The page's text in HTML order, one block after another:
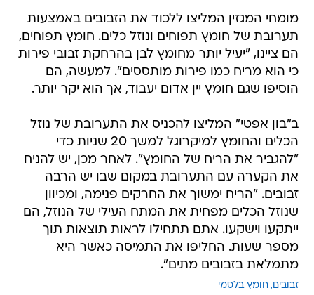
מומחי המגזין המליצו ללכוד את הזבובים באמצעות
תערובת של חומץ תפוחים ונוזל כלים. חומץ תפוחים,
הם ציינו, "יעיל יותר מחומץ לבן בהרחקת זבובי פירות
כי הוא מריח כמו פירות מותססים". למעשה, הם
הוסיפו שגם חומץ יין אדום יעבוד, אך הוא יקר יותר.
ב"בון אפטי" המליצו להכניס את התערובת של נוזל
הכלים והחומץ למיקרוגל למשך 20 שניות כדי
"להגביר את הריח של החומץ". לאחר מכן, יש להניח
את הקערה עם התערובת במקום שבו יש הרבה
זבובים. "הריח ימשוך את החרקים פנימה, ומכיוון
שנוזל הכלים מפחית את המתח העילי של הנוזל, הם
ייתקעו וישקעו. אתם תתחילו לראות תוצאות תוך
מספר שעות. החליפו את התמיסה כאשר היא
מתמלאת בזבובים מתים".
זבובים חומץ בלסמי